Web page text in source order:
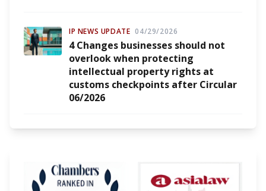
IP NEWS UPDATE 04/29/2026
4 Changes businesses should not
overlook when protecting
intellectual property rights at
customs checkpoints after Circular
06/2026